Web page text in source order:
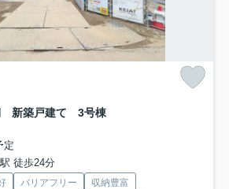
新築戸建て 3号棟
定
徒歩24分
バリアフリー
収納豊富